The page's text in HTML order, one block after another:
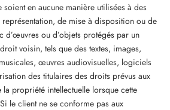
en aucune manière utilisées à des
de mise à disposition ou de
d’œuvres ou d’objets protégés par un
voisin, tels que des textes, images,
œuvres audiovisuelles, logiciels
des titulaires des droits prévus aux
propriété intellectuelle lorsque cette
le client ne se conforme pas aux